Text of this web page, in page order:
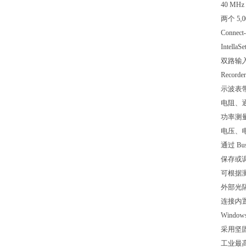
40
两个
双路输
示波表
电阻、
功率测
电压、
通过
保存或
可根据
外部光
连接内
采用坚
工业最